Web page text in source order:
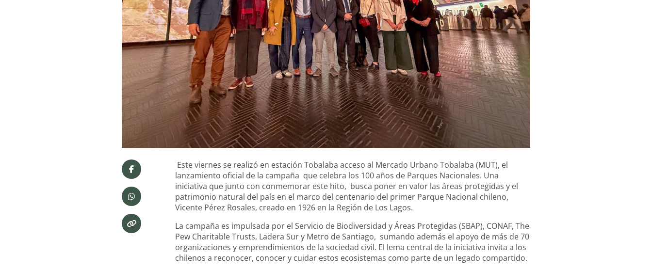
Este viernes se realizó en estación Tobalaba acceso al Mercado Urbano Tobalaba (MUT), el
lanzamiento oficial de la campaña que celebra los 100 años de Parques Nacionales. Una
iniciativa que junto con conmemorar este hito, busca poner en valor las áreas protegidas y el
patrimonio natural del país en el marco del centenario del primer Parque Nacional chileno,
Vicente Pérez Rosales, creado en 1926 en la Región de Los Lagos.
La campaña es impulsada por el Servicio de Biodiversidad y Áreas Protegidas (SBAP), CONAF, The
Pew Charitable Trusts, Ladera Sur y Metro de Santiago, sumando además el apoyo de más de 70
organizaciones y emprendimientos de la sociedad civil. El lema central de la iniciativa invita a los
chilenos a reconocer, conocer y cuidar estos ecosistemas como parte de un legado compartido.